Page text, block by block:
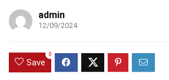
admin
12/09/2024
Save
0